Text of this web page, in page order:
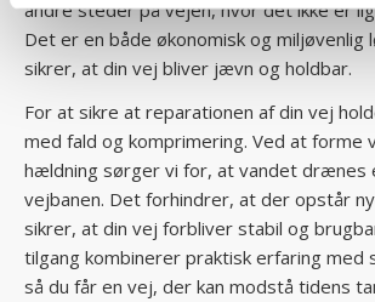
andre steder på vejen, hvor det ikke er
Det er en både økonomisk og miljøvenlig
sikrer, at din vej bliver jævn og holdbar.
For at sikre at reparationen af din vej
med fald og komprimering. Ved at forme
hældning sørger vi for, at vandet
vejbanen. Det forhindrer, at der opstår
sikrer, at din vej forbliver stabil og
tilgang kombinerer praktisk erfaring med
så du får en vej, der kan modstå tidens